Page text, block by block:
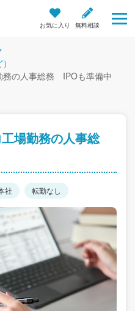
お気に入り 無料相談
務の人事総務 IPOも準備中
場勤務の人事総
社 転勤なし